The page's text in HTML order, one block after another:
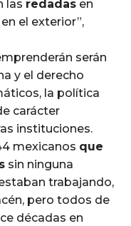
las redadas en
el exterior”,
serán
y el derecho
la política
carácter
instituciones.
mexicanos que
sin ninguna
trabajando,
pero todos de
décadas en